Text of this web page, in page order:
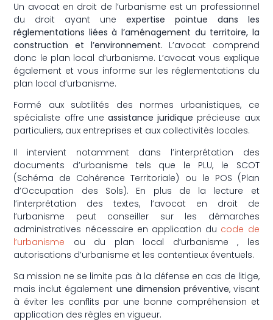
Un avocat en droit de l’urbanisme est un professionnel
du droit ayant une expertise pointue dans les
réglementations liées à l’aménagement du territoire, la
construction et l’environnement. L’avocat comprend
donc le plan local d’urbanisme. L’avocat vous explique
également et vous informe sur les réglementations du
plan local d’urbanisme.
Formé aux subtilités des normes urbanistiques, ce
spécialiste offre une assistance juridique précieuse aux
particuliers, aux entreprises et aux collectivités locales.
Il intervient notamment dans l’interprétation des
documents d’urbanisme tels que le PLU, le SCOT
(Schéma de Cohérence Territoriale) ou le POS (Plan
d’Occupation des Sols). En plus de la lecture et
l’interprétation des textes, l’avocat en droit de
l’urbanisme peut conseiller sur les démarches
administratives nécessaire en application du code de
l’urbanisme ou du plan local d’urbanisme , les
autorisations d’urbanisme et les contentieux éventuels.
Sa mission ne se limite pas à la défense en cas de litige,
mais inclut également une dimension préventive, visant
à éviter les conflits par une bonne compréhension et
application des règles en vigueur.